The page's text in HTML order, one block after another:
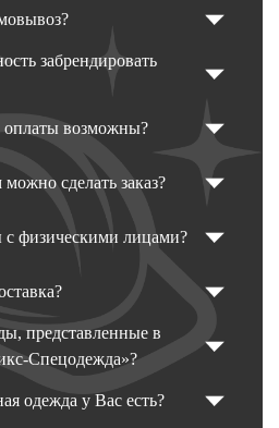
забрендировать
оплаты возможны?
сделать заказ?
с физическими лицами?
представленные в
Спецодежда»?
одежда у Вас есть?